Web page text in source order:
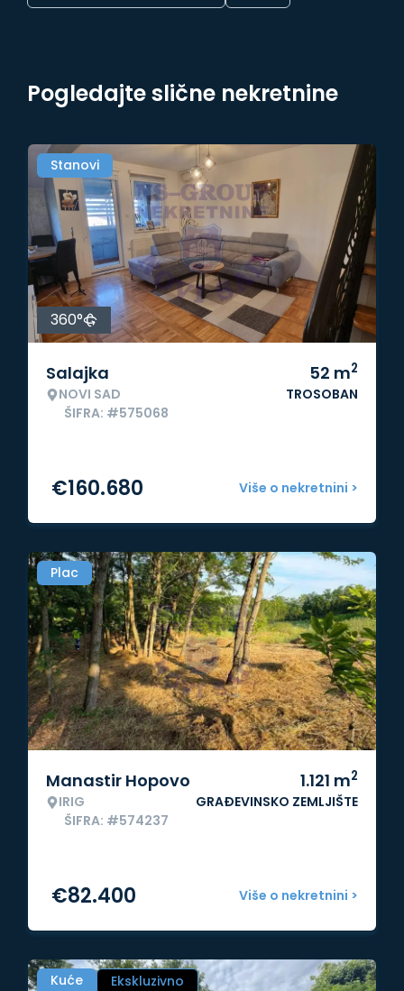
Pogledajte slične nekretnine
Stanovi
360°
Salajka
NOVI SAD
ŠIFRA: #575068
52 m2
TROSOBAN
Više o nekretnini >
€160.680
Plac
Manastir Hopovo
IRIG
ŠIFRA: #574237
1.121 m2
GRAĐEVINSKO ZEMLJIŠTE
Više o nekretnini >
€82.400
Kuće Ekskluzivno